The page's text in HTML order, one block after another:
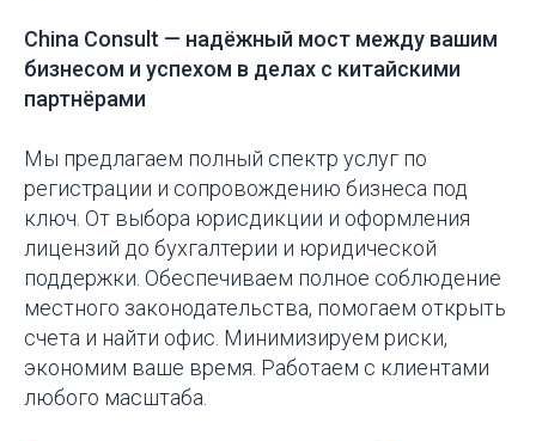
China Consult — надёжный мост между вашим
бизнесом и успехом в делах с китайскими
партнёрами
Мы предлагаем полный спектр услуг по
регистрации и сопровождению бизнеса под
ключ. От выбора юрисдикции и оформления
лицензий до бухгалтерии и юридической
поддержки. Обеспечиваем полное соблюдение
местного законодательства, помогаем открыть
счета и найти офис. Минимизируем риски,
экономим ваше время. Работаем с клиентами
любого масштаба.